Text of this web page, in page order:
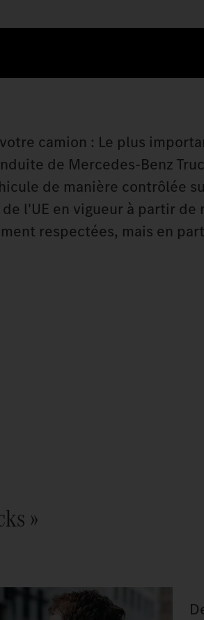
camion : Le plus
de Mercedes‑Benz
de manière contrôlée
l'UE en vigueur à partir
respectées, mais en
»